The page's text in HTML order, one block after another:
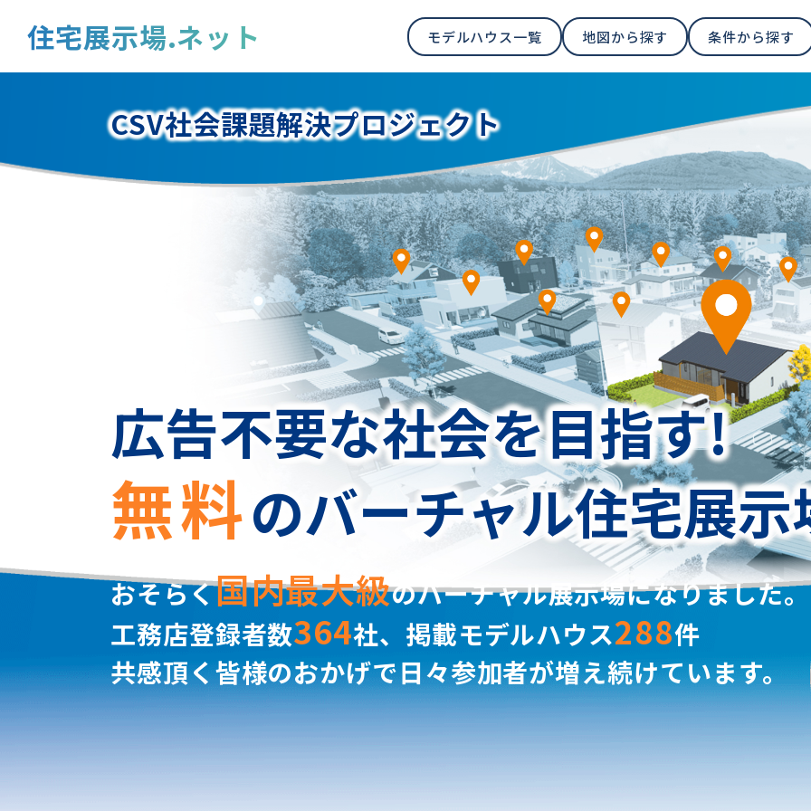
住宅展示場.ネット モデルハウス一覧 地図から探す 条件から探す
CSV社会課題解決プロジェクト
広告不要な社会を目指す!
無料のバーチャル住宅展示
おそらく国内最大級のバーチャル展示場になりました。
工務店登録者数364社、掲載モデルハウス288件
共感頂く皆様のおかげで日々参加者が増え続けています。